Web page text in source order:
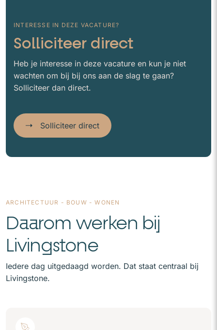
INTERESSE IN DEZE VACATURE?
Solliciteer direct
Heb je interesse in deze vacature en kun je niet
wachten om bij bij ons aan de slag te gaan?
Solliciteer dan direct.
Solliciteer direct
ARCHITECTUUR - BOUW - WONEN
Daarom werken bij
Livingstone
Iedere dag uitgedaagd worden. Dat staat centraal bij
Livingstone.